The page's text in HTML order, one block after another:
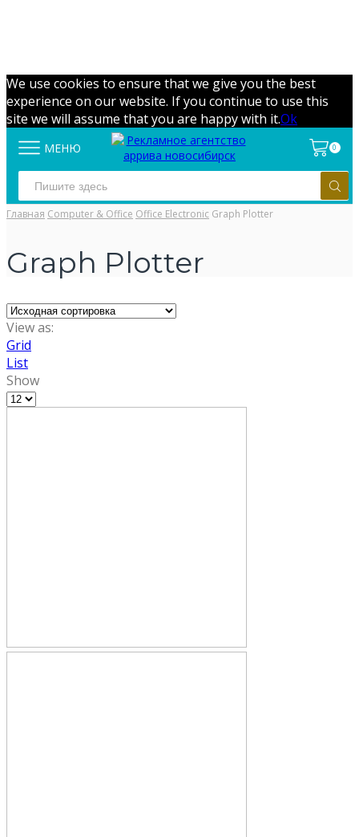
We use cookies to ensure that we give you the best
experience on our website. If you continue to use this
site we will assume that you are happy with it.Ok
МЕНЮ 0
Главная Computer & Office Office Electronic Graph Plotter
Graph Plotter
View as:
Grid
List
Show